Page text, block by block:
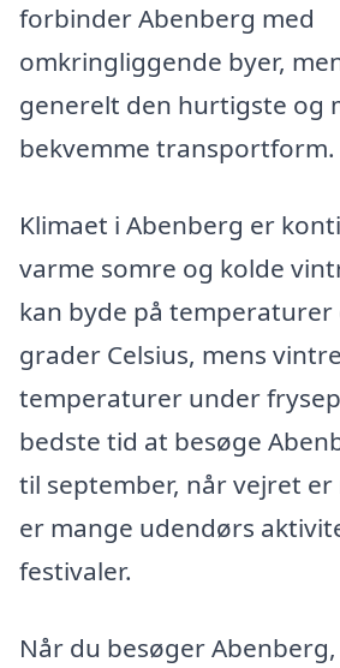
forbinder Abenberg med
omkringliggende byer,
generelt den hurtigste og
bekvemme transportform.
Klimaet i Abenberg er
varme somre og kolde
kan byde på temperaturer
grader Celsius, mens
temperaturer under
bedste tid at besøge
til september, når vejret
er mange udendørs
festivaler.
Når du besøger